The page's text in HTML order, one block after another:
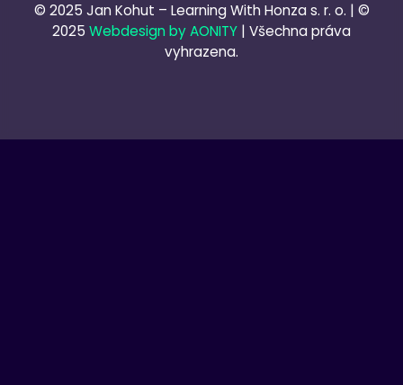
© 2025 Jan Kohut – Learning With Honza s. r. o. | ©
2025 Webdesign by AONITY | Všechna práva
vyhrazena.